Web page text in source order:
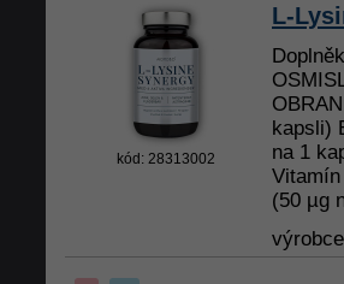
kód: 28313002
L-
kapsli)
na 1
(50 µg